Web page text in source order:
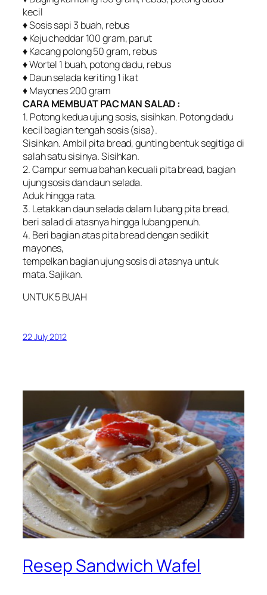
kecil
♦ Sosis sapi 3 buah, rebus
♦ Keju cheddar 100 gram, parut
♦ Kacang polong 50 gram, rebus
♦ Wortel 1 buah, potong dadu, rebus
♦ Daun selada keriting 1 ikat
♦ Mayones 200 gram
CARA MEMBUAT PAC MAN SALAD :
1. Potong kedua ujung sosis, sisihkan. Potong dadu
kecil bagian tengah sosis (sisa).
Sisihkan. Ambil pita bread, gunting bentuk segitiga di
salah satu sisinya. Sisihkan.
2. Campur semua bahan kecuali pita bread, bagian
ujung sosis dan daun selada.
Aduk hingga rata.
3. Letakkan daun selada dalam lubang pita bread,
beri salad di atasnya hingga lubang penuh.
4. Beri bagian atas pita bread dengan sedikit
mayones,
tempelkan bagian ujung sosis di atasnya untuk
mata. Sajikan.
UNTUK 5 BUAH
22 July 2012
Resep Sandwich Wafel